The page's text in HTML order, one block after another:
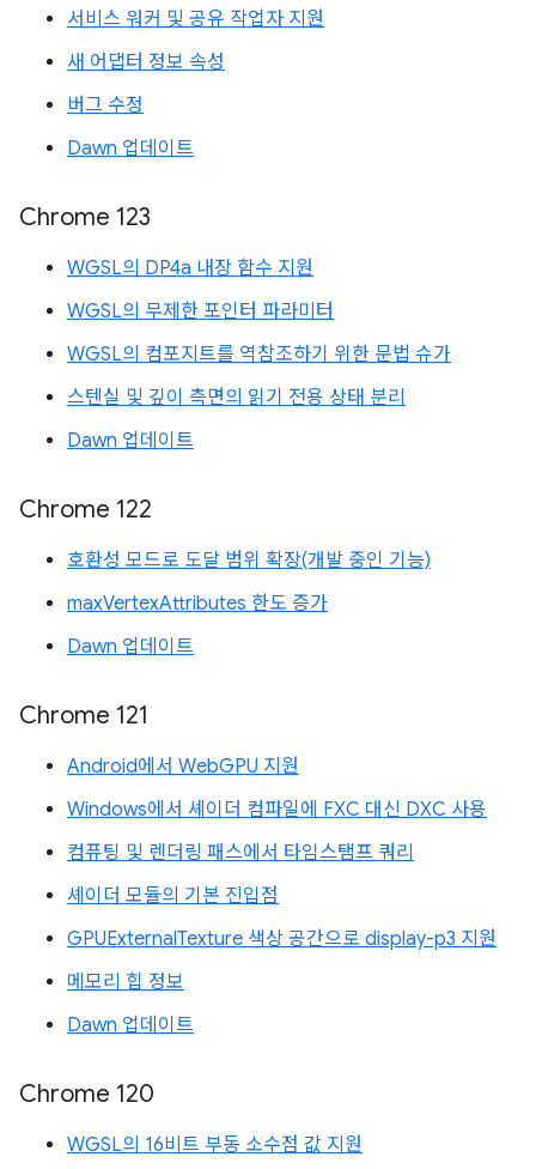
서비스 워커 및 공유 작업자 지원
새 어댑터 정보 속성
버그 수정
Dawn 업데이트
Chrome 123
WGSL의 DP4a 내장 함수 지원
WGSL의 무제한 포인터 파라미터
WGSL의 컴포지트를 역참조하기 위한 문법 슈가
스텐실 및 깊이 측면의 읽기 전용 상태 분리
Dawn 업데이트
Chrome 122
호환성 모드로 도달 범위 확장(개발 중인 기능)
maxVertexAttributes 한도 증가
Dawn 업데이트
Chrome 121
Android에서 WebGPU 지원
Windows에서 셰이더 컴파일에 FXC 대신 DXC 사용
컴퓨팅 및 렌더링 패스에서 타임스탬프 쿼리
셰이더 모듈의 기본 진입점
GPUExternalTexture 색상 공간으로 display-p3 지원
메모리 힙 정보
Dawn 업데이트
Chrome 120
WGSL의 16비트 부동 소수점 값 지원